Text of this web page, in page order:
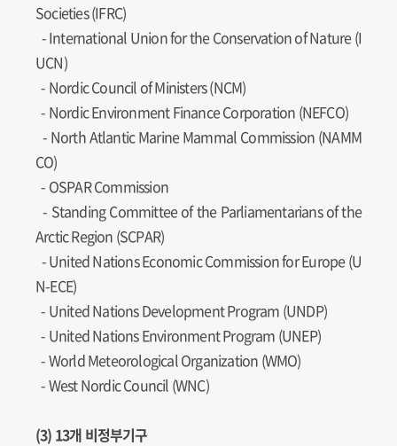
Societies (IFRC)
-International Union for the Conservation of Nature (I
UCN)
- Nordic Council of Ministers (NCM)
- Nordic Environment Finance Corporation (NEFCO)
- North Atlantic Marine Mammal Commission (NAMM
CO)
- OSPAR Commission
- Standing Committee of the Parliamentarians of the
Arctic Region (SCPAR)
-United Nations Economic Commission for Europe (U
N-ECE)
- United Nations Development Program (UNDP)
- United Nations Environment Program (UNEP)
- World Meteorological Organization (WMO)
- West Nordic Council (WNC)
(3) 13개 비정부기구